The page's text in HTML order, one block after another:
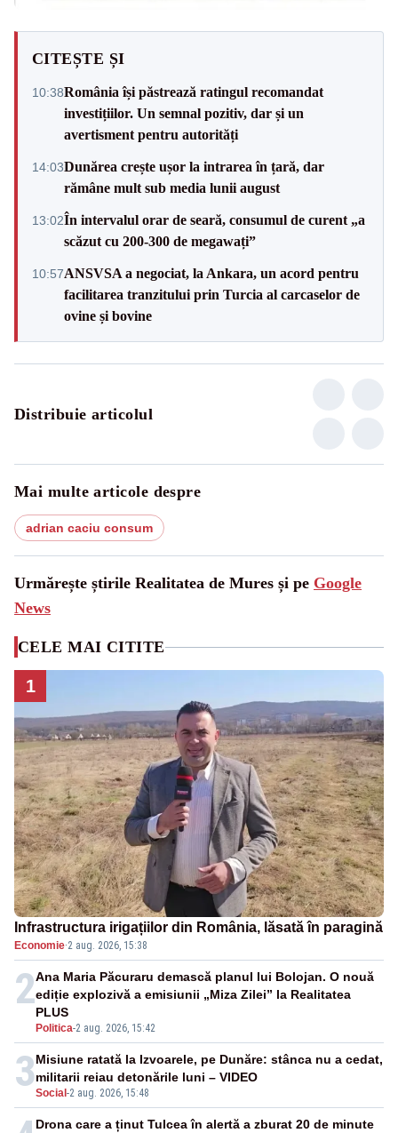
CITEȘTE ȘI
10:38România își păstrează ratingul recomandat
investițiilor. Un semnal pozitiv, dar și un
avertisment pentru autorități
14:03Dunărea crește ușor la intrarea în țară, dar
rămâne mult sub media lunii august
13:02În intervalul orar de seară, consumul de curent „a
scăzut cu 200-300 de megawați”
10:57ANSVSA a negociat, la Ankara, un acord pentru
facilitarea tranzitului prin Turcia al carcaselor de
ovine și bovine
Distribuie articolul
Mai multe articole despre
adrian caciu consum
Urmărește știrile Realitatea de Mures și pe Google
News
CELE MAI CITITE
1
Infrastructura irigațiilor din România, lăsată în paragină
Economie·2 aug. 2026, 15:38
2
Politica-2 aug. 2026, 15:42
Ana Maria Păcuraru demască planul lui Bolojan. O nouă
ediție explozivă a emisiunii „Miza Zilei” la Realitatea
PLUS
3Social-2 aug. 2026, 15:48
Misiune ratată la Izvoarele, pe Dunăre: stânca nu a cedat,
militarii reiau detonările luni – VIDEO
Drona care a ținut Tulcea în alertă a zburat 20 de minute